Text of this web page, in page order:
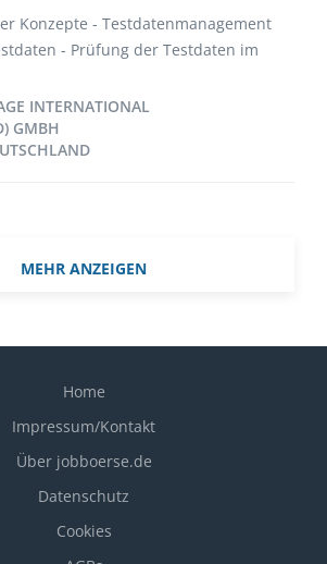
Konzepte - Testdatenmanagement
- Prüfung der Testdaten im
(sehr große Datenmengen)
INTERNATIONAL
GMBH
MEHR ANZEIGEN
Home
Impressum/Kontakt
Über jobboerse.de
Datenschutz
Cookies